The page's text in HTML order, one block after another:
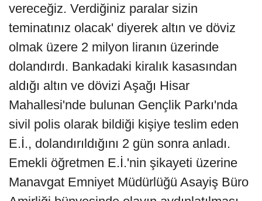
vereceğiz. Verdiğiniz paralar sizin
teminatınız olacak' diyerek altın ve döviz
olmak üzere 2 milyon liranın üzerinde
dolandırdı. Bankadaki kiralık kasasından
aldığı altın ve dövizi Aşağı Hisar
Mahallesi'nde bulunan Gençlik Parkı'nda
sivil polis olarak bildiği kişiye teslim eden
E.İ., dolandırıldığını 2 gün sonra anladı.
Emekli öğretmen E.İ.'nin şikayeti üzerine
Manavgat Emniyet Müdürlüğü Asayiş Büro